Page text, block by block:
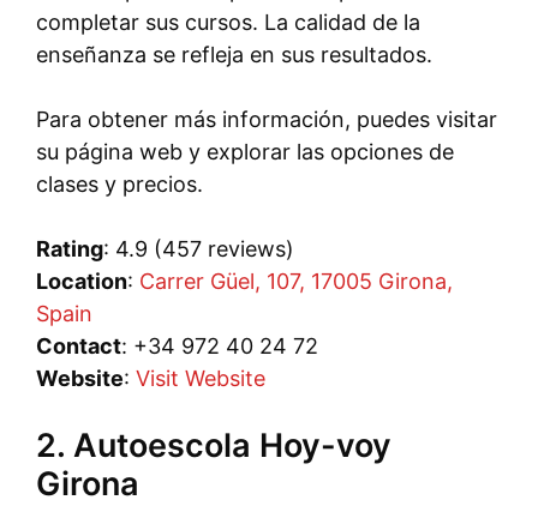
completar sus cursos. La calidad de la
enseñanza se refleja en sus resultados.
Para obtener más información, puedes visitar
su página web y explorar las opciones de
clases y precios.
Rating: 4.9 (457 reviews)
Location: Carrer Güel, 107, 17005 Girona,
Spain
Contact: +34 972 40 24 72
Website: Visit Website
2. Autoescola Hoy-voy
Girona